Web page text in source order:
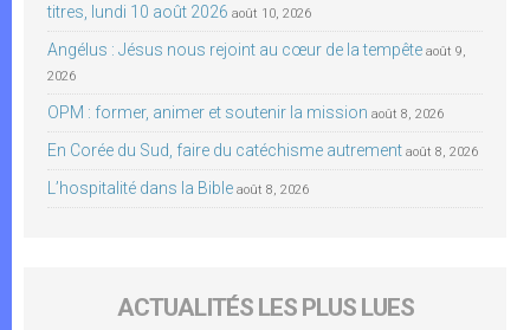
titres, lundi 10 août 2026 août 10, 2026
Angélus : Jésus nous rejoint au cœur de la tempête août 9,
2026
OPM : former, animer et soutenir la mission août 8, 2026
En Corée du Sud, faire du catéchisme autrement août 8, 2026
L’hospitalité dans la Bible août 8, 2026
ACTUALITÉS LES PLUS LUES